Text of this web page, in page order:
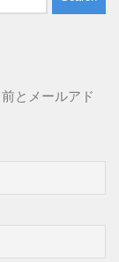
とメールアド